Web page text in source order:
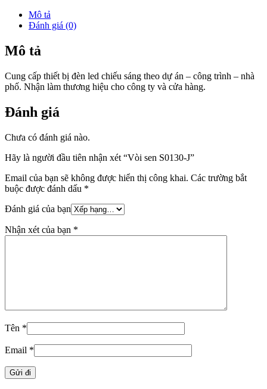
Mô tả
Đánh giá (0)
Mô tả
Cung cấp thiết bị đèn led chiếu sáng theo dự án – công trình – nhà
phố. Nhận làm thương hiệu cho công ty và cửa hàng.
Đánh giá
Chưa có đánh giá nào.
Hãy là người đầu tiên nhận xét “Vòi sen S0130-J”
Email của bạn sẽ không được hiển thị công khai. Các trường bắt
buộc được đánh dấu *
Đánh giá của bạn
Nhận xét của bạn *
Tên *
Email *